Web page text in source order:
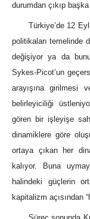
durumdan çıkıp
Türkiye’de 12
politikaları temelinde
değişiyor ya da
Sykes-Picot’un
arayışına girilmesi
belirleyiciliği
gören bir işleyişe
dinamiklere göre
ortaya çıkan her
kalıyor. Buna
halindeki güçlerin
kapitalizm açısından